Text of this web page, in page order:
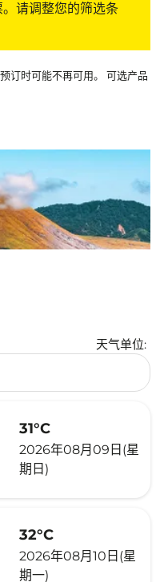
请调整您的筛选条
订时可能不再可用。 可选产品
天气单位:
31°C
2026年08月09日(星
期日)
32°C
2026年08月10日(星
期一)